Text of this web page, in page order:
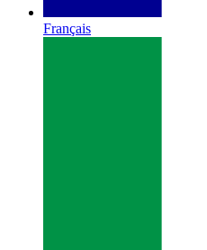
Français